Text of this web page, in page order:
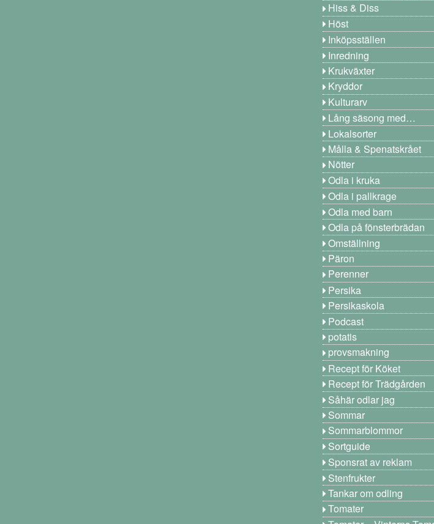
Hiss & Diss
Höst
Inköpsställen
Inredning
Krukväxter
Kryddor
Kulturarv
Lång säsong med…
Lokalsorter
Målla & Spenatskrået
Nötter
Odla i kruka
Odla i pallkrage
Odla med barn
Odla på fönsterbrädan
Omställning
Päron
Perenner
Persika
Persikaskola
Podcast
potatis
provsmakning
Recept för Köket
Recept för Trädgården
Såhär odlar jag
Sommar
Sommarblommor
Sortguide
Sponsrat av reklam
Stenfrukter
Tankar om odling
Tomater